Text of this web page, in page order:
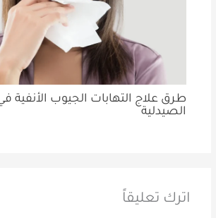
طرق علاج التهابات الجيوب الأنفية
الصيدلية
اترك تعليقاً